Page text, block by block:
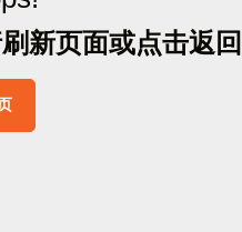
刷新页面或点击返 回